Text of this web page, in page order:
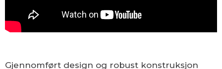
Gjennomført design og robust konstruksjon